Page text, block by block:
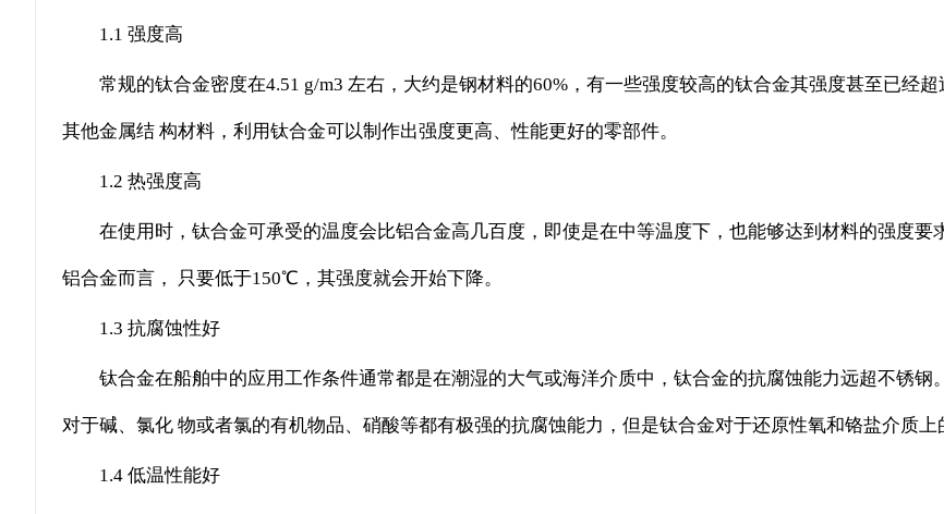
1.1 强度高
常规的钛合金密度在4.51 g/m3 左右，大约是钢材料的60%，有一些强度较高的钛合金其强度甚至已经
其他金属结 构材料，利用钛合金可以制作出强度更高、性能更好的零部件。
1.2 热强度高
在使用时，钛合金可承受的温度会比铝合金高几百度，即使是在中等温度下，也能够达到材料的强度
铝合金而言， 只要低于150℃，其强度就会开始下降。
1.3 抗腐蚀性好
钛合金在船舶中的应用工作条件通常都是在潮湿的大气或海洋介质中，钛合金的抗腐蚀能力远超不锈
对于碱、氯化 物或者氯的有机物品、硝酸等都有极强的抗腐蚀能力，但是钛合金对于还原性氧和铬盐介质上
1.4 低温性能好